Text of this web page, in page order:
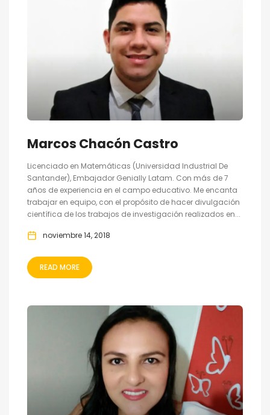
Marcos Chacón Castro
Licenciado en Matemáticas (Universidad Industrial De
Santander), Embajador Genially Latam. Con más de 7
años de experiencia en el campo educativo. Me encanta
trabajar en equipo, con el propósito de hacer divulgación
científica de los trabajos de investigación realizados en...
noviembre 14, 2018
READ MORE